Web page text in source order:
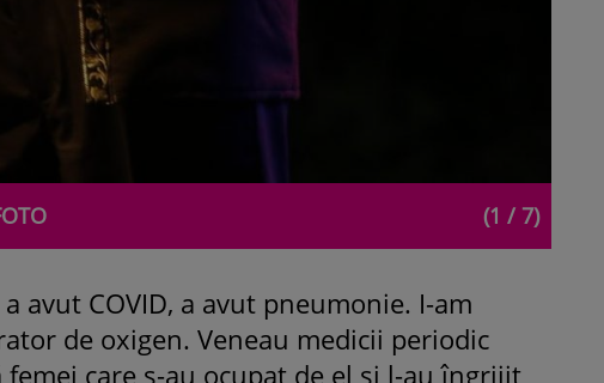
(1 / 7)
avut COVID, a avut pneumonie. I-am
de oxigen. Veneau medicii periodic
femei care s-au ocupat de el și l-au îngrijit